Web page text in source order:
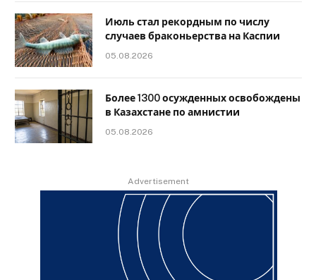
Июль стал рекордным по числу
случаев браконьерства на Каспии
05.08.2026
Более 1300 осужденных освобождены
в Казахстане по амнистии
05.08.2026
Advertisement